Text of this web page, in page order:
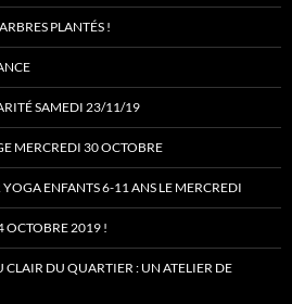
PLANTÉS !
SAMEDI 23/11/19
MERCREDI 30 OCTOBRE
ENFANTS 6-11 ANS LE MERCREDI
OCTOBRE 2019 !
DU QUARTIER : UN ATELIER DE